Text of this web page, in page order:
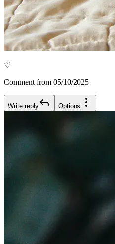
♡
Comment from 05/10/2025
Write reply Options